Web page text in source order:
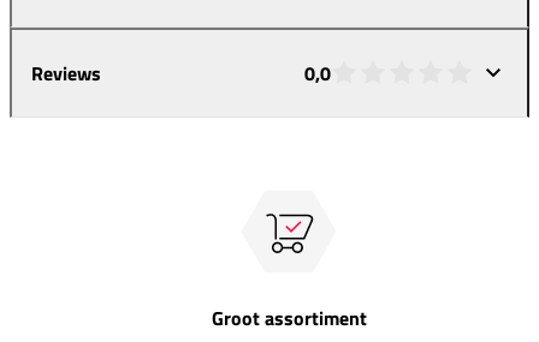
Reviews 0,0
Groot assortiment